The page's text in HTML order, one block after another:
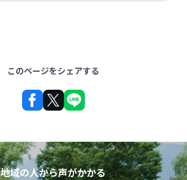
このページをシェアする
地域の人から声がかかる